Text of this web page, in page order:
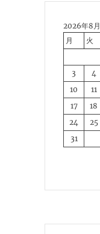
2026年8月
月
火
3
4
10
11
17
18
24
25
31